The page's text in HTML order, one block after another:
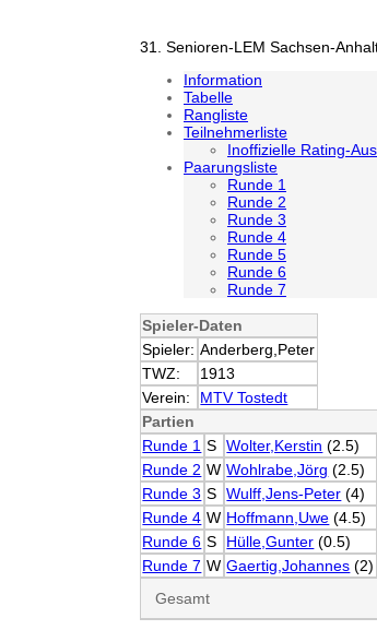
31. Senioren-LEM Sachsen-
Information
Tabelle
Rangliste
Teilnehmerliste
Inoffizielle Rating-
Paarungsliste
Runde 1
Runde 2
Runde 3
Runde 4
Runde 5
Runde 6
Runde 7
Spieler-Daten
Spieler: Anderberg,Peter
TWZ:
1913
Verein:
MTV Tostedt
Partien
Runde 1 S Wolter,Kerstin (2.5)
Runde 2 W Wohlrabe,Jörg (2.5)
Runde 3 S Wulff,Jens-Peter (4)
Runde 4 W Hoffmann,Uwe (4.5)
Runde 6 S Hülle,Gunter (0.5)
Runde 7 W Gaertig,Johannes (2)
Gesamt